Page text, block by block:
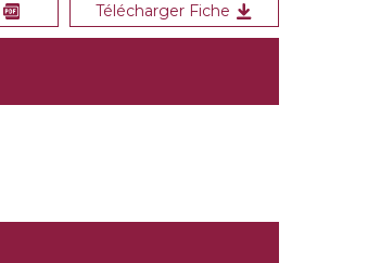
Télécharger Fiche